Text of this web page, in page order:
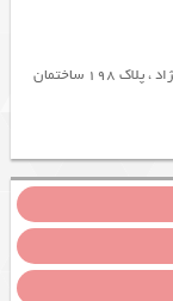
آدرس : تهران ، بلوار مرزداران ، بعد از خیابان رضایی نژاد ، پلاک 198 ساختمان